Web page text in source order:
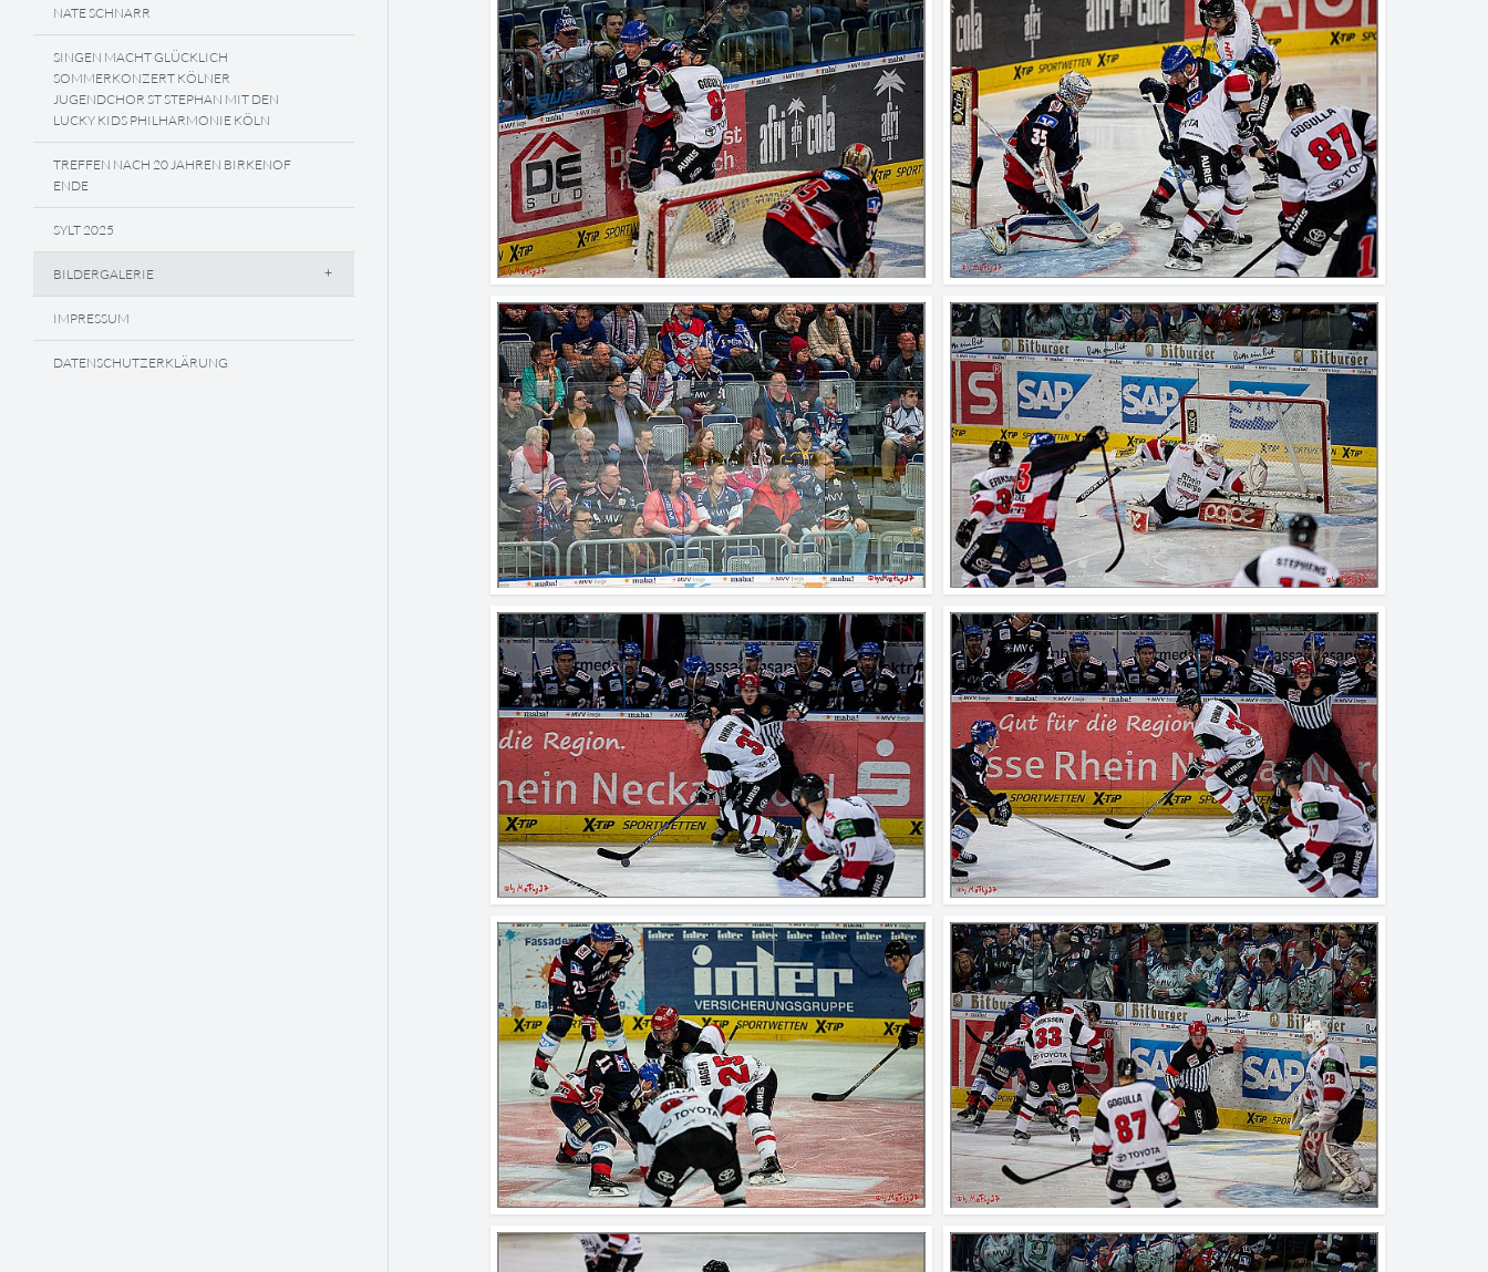
NATE SCHNARR
SINGEN MACHT GLÜCKLICH
SOMMERKONZERT KÖLNER
JUGENDCHOR ST STEPHAN MIT DEN
LUCKY KIDS PHILHARMONIE KÖLN
TREFFEN NACH 20 JAHREN BIRKENOF
ENDE
SYLT 2025
BILDERGALERIE
IMPRESSUM
DATENSCHUTZERKLÄRUNG